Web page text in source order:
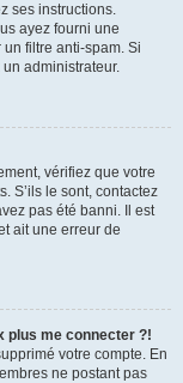
ses instructions.
ayez fourni une
filtre anti-spam. Si
administrateur.
vérifiez que votre
S’ils le sont, contactez
pas été banni. Il est
ait une erreur de
plus me connecter ?!
votre compte. En
ne postant pas